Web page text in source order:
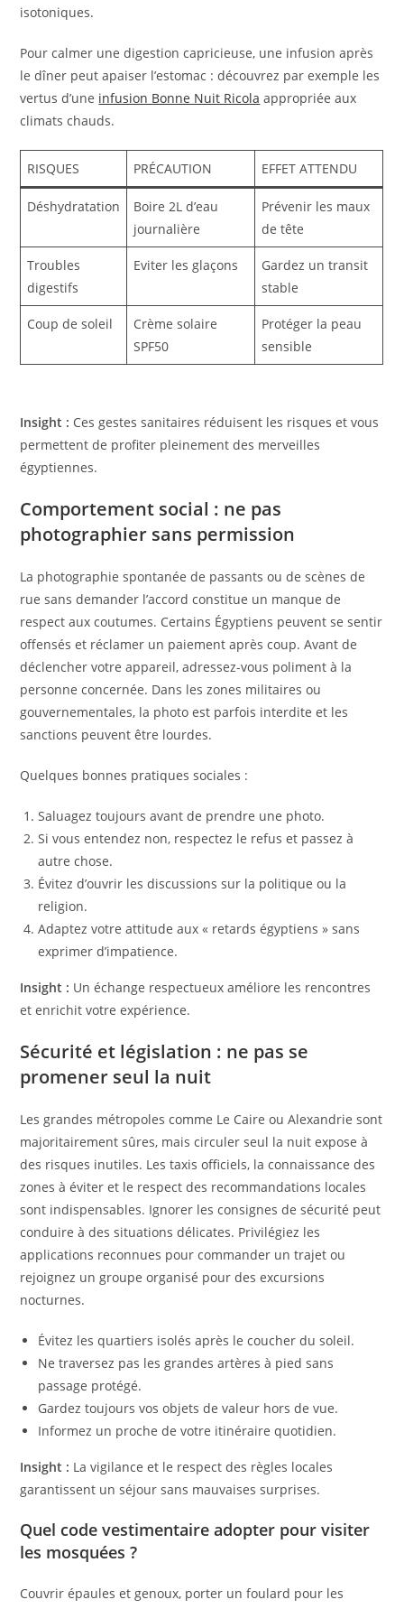
isotoniques.
Pour calmer une digestion capricieuse, une infusion après
le dîner peut apaiser l’estomac : découvrez par exemple les
vertus d’une infusion Bonne Nuit Ricola appropriée aux
climats chauds.
RISQUES PRÉCAUTION EFFET ATTENDU
Déshydratation
Boire 2L d’eau
journalière
Prévenir les maux
de tête
Troubles
digestifs
Eviter les glaçons
Gardez un transit
stable
Coup de soleil
Crème solaire
SPF50
Protéger la peau
sensible
Insight : Ces gestes sanitaires réduisent les risques et vous
permettent de profiter pleinement des merveilles
égyptiennes.
Comportement social : ne pas
photographier sans permission
La photographie spontanée de passants ou de scènes de
rue sans demander l’accord constitue un manque de
respect aux coutumes. Certains Égyptiens peuvent se sentir
offensés et réclamer un paiement après coup. Avant de
déclencher votre appareil, adressez-vous poliment à la
personne concernée. Dans les zones militaires ou
gouvernementales, la photo est parfois interdite et les
sanctions peuvent être lourdes.
Quelques bonnes pratiques sociales :
Saluagez toujours avant de prendre une photo.
Si vous entendez non, respectez le refus et passez à
autre chose.
Évitez d’ouvrir les discussions sur la politique ou la
religion.
Adaptez votre attitude aux « retards égyptiens » sans
exprimer d’impatience.
Insight : Un échange respectueux améliore les rencontres
et enrichit votre expérience.
Sécurité et législation : ne pas se
promener seul la nuit
Les grandes métropoles comme Le Caire ou Alexandrie sont
majoritairement sûres, mais circuler seul la nuit expose à
des risques inutiles. Les taxis officiels, la connaissance des
zones à éviter et le respect des recommandations locales
sont indispensables. Ignorer les consignes de sécurité peut
conduire à des situations délicates. Privilégiez les
applications reconnues pour commander un trajet ou
rejoignez un groupe organisé pour des excursions
nocturnes.
Évitez les quartiers isolés après le coucher du soleil.
Ne traversez pas les grandes artères à pied sans
passage protégé.
Gardez toujours vos objets de valeur hors de vue.
Informez un proche de votre itinéraire quotidien.
Insight : La vigilance et le respect des règles locales
garantissent un séjour sans mauvaises surprises.
Quel code vestimentaire adopter pour visiter
les mosquées ?
Couvrir épaules et genoux, porter un foulard pour les